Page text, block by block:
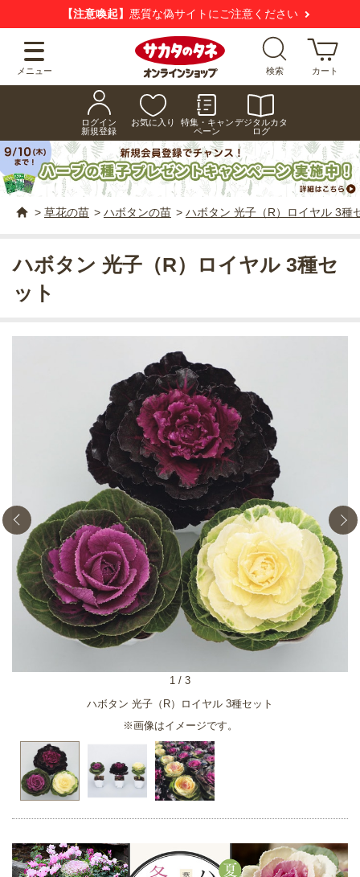
【注意喚起】 悪質な偽サイトにご注意ください
メニュー 検索 カート
ログイン
新規登録
お気に入り
特集・キャン
ペーン
デジタルカタ
ログ
> 草花の苗 > ハボタンの苗 > ハボタン 光子（R）ロイヤル 3種
ハボタン 光子（R）ロイヤル 3種セット
※画像はイメージです。
1 / 3
ハボタン 光子（R）ロイヤル 3種セ
ット